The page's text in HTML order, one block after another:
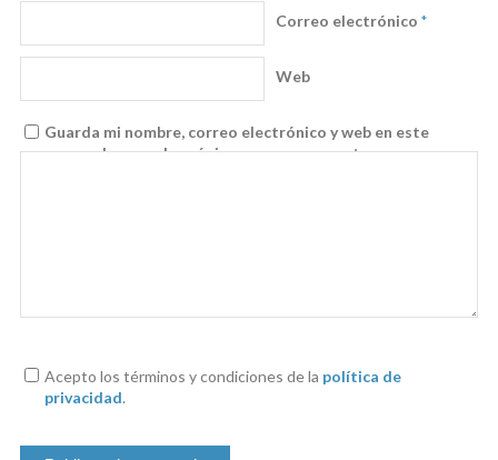
Correo electrónico *
Web
Guarda mi nombre, correo electrónico y web en este
navegador para la próxima vez que comente.
Acepto los términos y condiciones de la política de
privacidad.